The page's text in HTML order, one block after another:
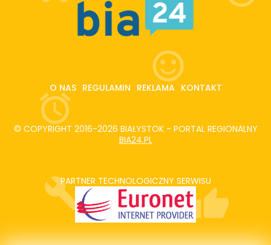
O NAS REGULAMIN REKLAMA KONTAKT
© COPYRIGHT 2016-2026 BIAŁYSTOK - PORTAL REGIONALNY
BIA24.PL
PARTNER TECHNOLOGICZNY SERWISU